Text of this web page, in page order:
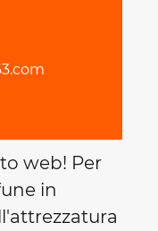
web! Per
in